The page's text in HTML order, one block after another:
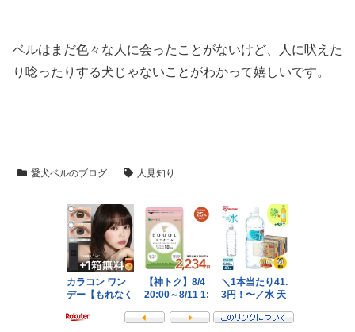
ベルはまだ色々な人に会ったことがないけど、人に吠えた
り唸ったりする犬じゃないことがわかって嬉しいです。
愛犬ベルのブログ 人見知り